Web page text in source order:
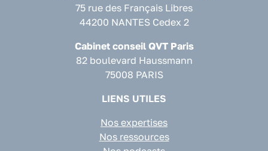
75 rue des Français Libres
44200 NANTES Cedex 2
Cabinet conseil QVT Paris
82 boulevard Haussmann
75008 PARIS
LIENS UTILES
Nos expertises
Nos ressources